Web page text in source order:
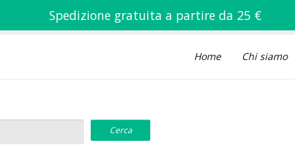
Spedizione gratuita a partire da 25 €
Home Chi siamo